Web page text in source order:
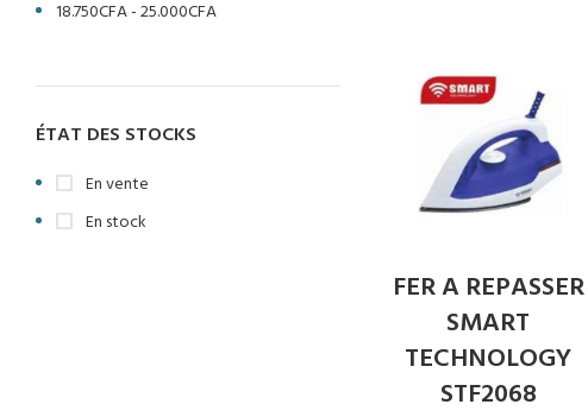
18.750CFA-25.000CFA
ÉTAT DES STOCKS
En vente
En stock
FER A REPASSER
SMART
TECHNOLOGY
STF2068